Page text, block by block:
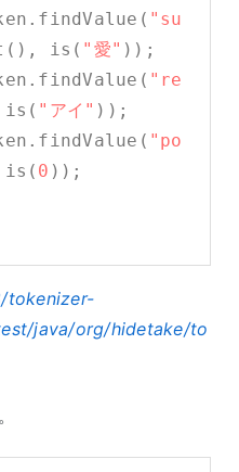
"su
is( "愛" ));
"re
is( "アイ" ));
"po
0 ));
tokenizer-
java/org/hidetake/to